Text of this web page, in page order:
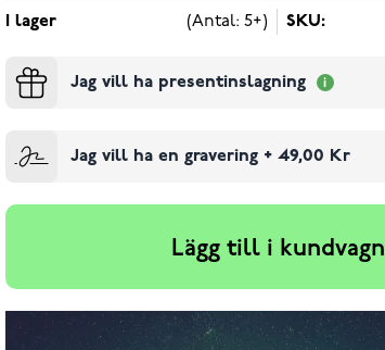
I lager (Antal: 5+) SKU:
Jag vill ha presentinslagning
Jag vill ha en gravering+ 49,00 Kr
Lägg till i kundvagn